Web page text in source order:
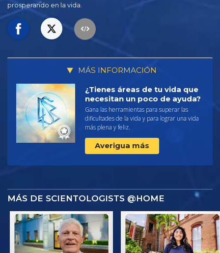
prosperando en la vida.
MÁS INFORMACIÓN
¿Tienes áreas de tu vida que
necesitan un poco de ayuda?
Gana las herramientas para superar las
dificultades de la vida y para lograr una vida
más plena y feliz.
Averigua más
MÁS DE SCIENTOLOGISTS @HOME